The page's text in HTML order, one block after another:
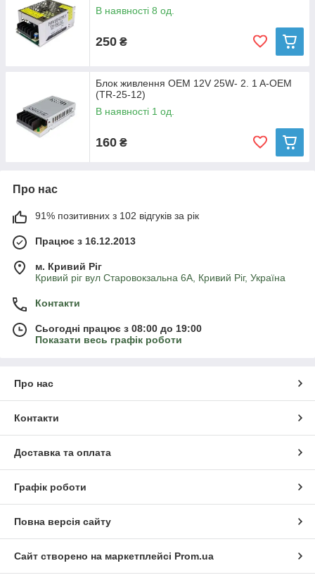
В наявності 8 од.
250 ₴
Блок живлення OEM 12V 25W- 2. 1 A-OEM
(TR-25-12)
В наявності 1 од.
160 ₴
Про нас
91% позитивних з 102 відгуків за рік
Працює з 16.12.2013
м. Кривий Ріг
Кривий ріг вул Старовокзальна 6А, Кривий Ріг, Україна
Контакти
Сьогодні працює з 08:00 до 19:00
Показати весь графік роботи
Про нас
Контакти
Доставка та оплата
Графік роботи
Повна версія сайту
Сайт створено на маркетплейсі Prom.ua